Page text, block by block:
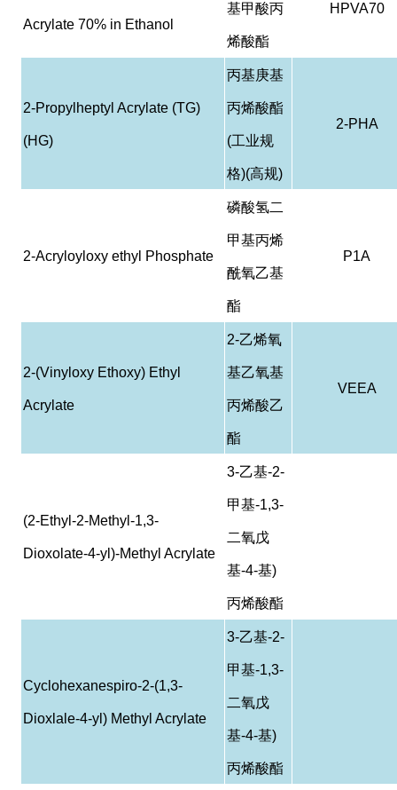
Acrylate 70% in Ethanol
基甲酸丙
烯酸酯
HPVA70
2-Propylheptyl Acrylate (TG)
(HG)
丙基庚基
丙烯酸酯
(工业规
格)(高规)
2-PHA
2-Acryloyloxy ethyl Phosphate
磷酸氢二
甲基丙烯
酰氧乙基
酯
P1A
2-(Vinyloxy Ethoxy) Ethyl
Acrylate
2-乙烯氧
基乙氧基
丙烯酸乙
酯
VEEA
(2-Ethyl-2-Methyl-1,3-
Dioxolate-4-yl)-Methyl Acrylate
3-乙基-2-
甲基-1,3-
二氧戊
基-4-基)
丙烯酸酯
Cyclohexanespiro-2-(1,3-
Dioxlale-4-yl) Methyl Acrylate
3-乙基-2-
甲基-1,3-
二氧戊
基-4-基)
丙烯酸酯